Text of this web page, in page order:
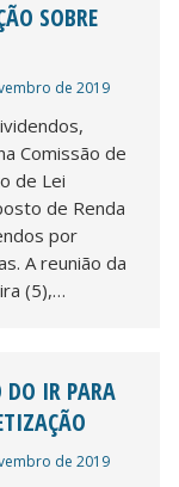
SOBRE
de 2019
Comissão de
de Lei
de Renda
por
A reunião da
(5),…
DO IR PARA
de 2019